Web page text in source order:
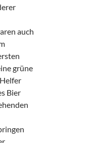
auch
grüne
Bier